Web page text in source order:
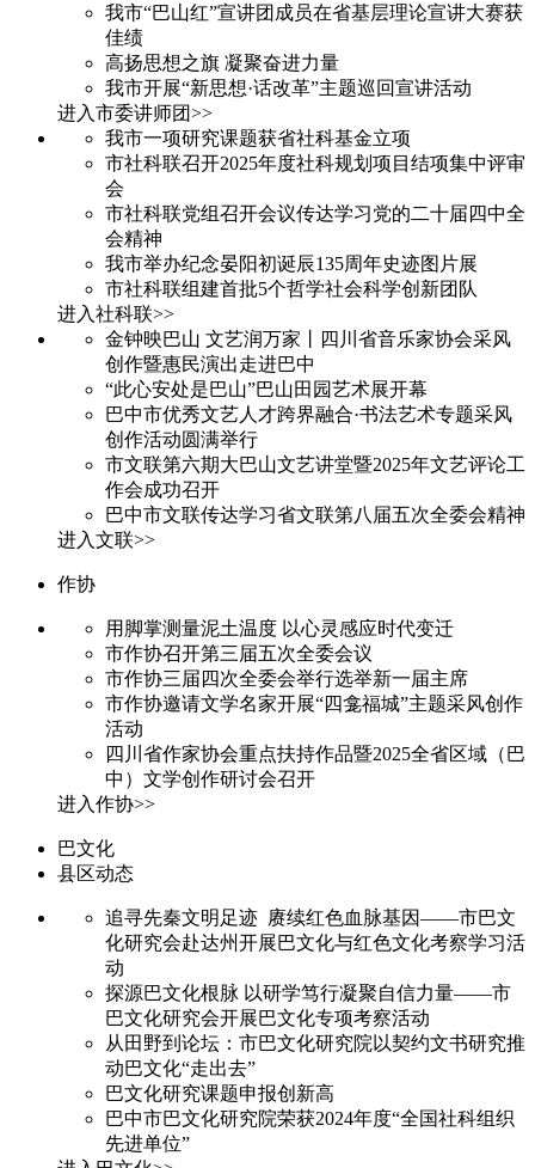
我市“巴山红”宣讲团成员在省基层理论宣讲大赛获
佳绩
高扬思想之旗 凝聚奋进力量
我市开展“新思想·话改革”主题巡回宣讲活动
进入市委讲师团>>
我市一项研究课题获省社科基金立项
市社科联召开2025年度社科规划项目结项集中评审
会
市社科联党组召开会议传达学习党的二十届四中全
会精神
我市举办纪念晏阳初诞辰135周年史迹图片展
市社科联组建首批5个哲学社会科学创新团队
进入社科联>>
金钟映巴山 文艺润万家丨四川省音乐家协会采风
创作暨惠民演出走进巴中
“此心安处是巴山”巴山田园艺术展开幕
巴中市优秀文艺人才跨界融合·书法艺术专题采风
创作活动圆满举行
市文联第六期大巴山文艺讲堂暨2025年文艺评论工
作会成功召开
巴中市文联传达学习省文联第八届五次全委会精神
进入文联>>
作协
用脚掌测量泥土温度 以心灵感应时代变迁
市作协召开第三届五次全委会议
市作协三届四次全委会举行选举新一届主席
市作协邀请文学名家开展“四龛福城”主题采风创作
活动
四川省作家协会重点扶持作品暨2025全省区域（巴
中）文学创作研讨会召开
进入作协>>
巴文化
县区动态
追寻先秦文明足迹 赓续红色血脉基因——市巴文
化研究会赴达州开展巴文化与红色文化考察学习活
动
探源巴文化根脉 以研学笃行凝聚自信力量——市
巴文化研究会开展巴文化专项考察活动
从田野到论坛：市巴文化研究院以契约文书研究推
动巴文化“走出去”
巴文化研究课题申报创新高
巴中市巴文化研究院荣获2024年度“全国社科组织
先进单位”